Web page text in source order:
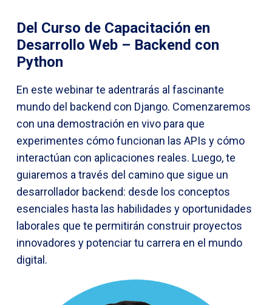
Del Curso de Capacitación en
Desarrollo Web – Backend con
Python
En este webinar te adentrarás al fascinante
mundo del backend con Django. Comenzaremos
con una demostración en vivo para que
experimentes cómo funcionan las APIs y cómo
interactúan con aplicaciones reales. Luego, te
guiaremos a través del camino que sigue un
desarrollador backend: desde los conceptos
esenciales hasta las habilidades y oportunidades
laborales que te permitirán construir proyectos
innovadores y potenciar tu carrera en el mundo
digital.